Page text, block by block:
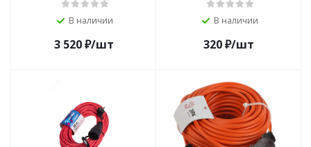
В наличии
3 520₽/шт
В наличии
320₽/шт